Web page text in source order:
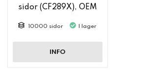
sidor (CF289X), OEM
10000 sidor I lager
INFO